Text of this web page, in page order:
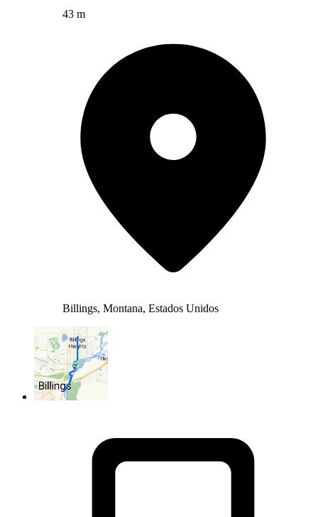
43 m
Billings, Montana, Estados Unidos